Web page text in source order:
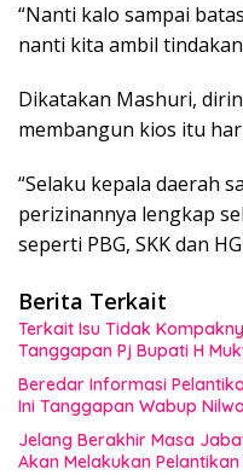
“Nanti kalo sampai
nanti kita ambil
Dikatakan Mashuri,
membangun kios itu
“Selaku kepala daerah
perizinannya lengkap
seperti PBG, SKK dan
Berita Terkait
Terkait Isu Tidak
Tanggapan Pj Bupati H
Beredar Informasi
Ini Tanggapan Wabup
Jelang Berakhir Masa
Akan Melakukan